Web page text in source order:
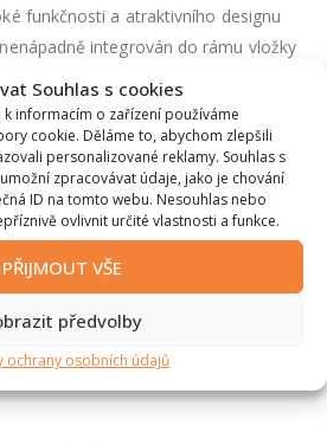
Souhlas s cookies
informacím o zařízení používáme
cookie. Děláme to, abychom zlepšili
personalizované reklamy. Souhlas s
zpracovávat údaje, jako je chování
ID na tomto webu. Nesouhlas nebo
ovlivnit určité vlastnosti a funkce.
PŘIJMOUT VŠE
předvolby
ochrany osobních údajů
funkčnosti a atraktivního designu
integrován do rámu vložky
(elektronická regulace hoření)
posuvné dveře, elektrické,
tahu komína, mechanické)
elektrický)